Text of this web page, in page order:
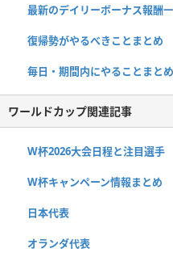
最新のデイリーボーナス報酬
復帰勢がやるべきことまとめ
毎日・期間内にやることまとめ
ワールドカップ関連記事
W杯2026大会日程と注目選手
W杯キャンペーン情報まとめ
日本代表
オランダ代表